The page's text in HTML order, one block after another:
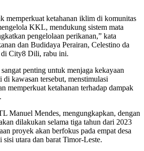
memperkuat ketahanan iklim di komunitas
KKL, mendukung sistem mata
pengelolaan perikanan,” kata
dan Budidaya Perairan, Celestino da
di City8 Dili, rabu ini.
penting untuk menjaga kekayaan
di kawasan tersebut, menstimulasi
memperkuat ketahanan terhadap dampak
Manuel Mendes, mengungkapkan, dengan
dilakukan selama tiga tahun dari 2023
proyek akan berfokus pada empat desa
sisi utara dan barat Timor-Leste.